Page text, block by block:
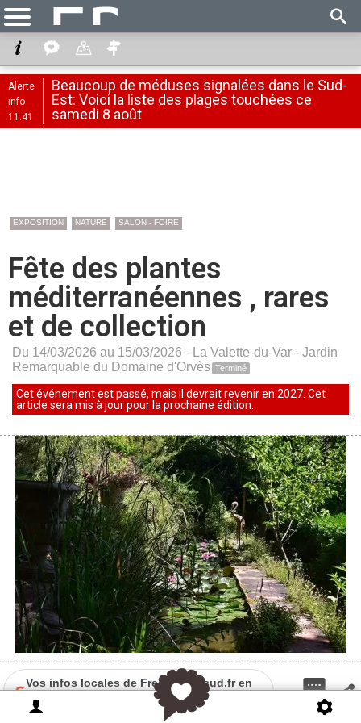
Alerte
info
11:41
Beaucoup de méduses signalées dans le Sud-
Est: Voici la liste des plages touchées ce
samedi 8 août
EXPOSITION NATURE SALON - FOIRE
Fête des plantes
méditerranéennes , rares
et de collection
Du 14/03/2026 au 15/03/2026 - La Valette-du-Var - Jardin
Remarquable du Domaine d'Orvès Terminé
Cet événement est passé, mais il devrait revenir en 2027. Cet
article sera mis à jour pour la prochaine édition.
Vos infos locales de Frequence-sud.fr en
priorité sur Google